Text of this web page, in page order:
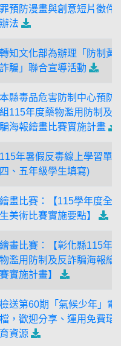
罪預防漫畫與創意短片徵件
辦法
轉知文化部為辦理「防制黃
詐騙」聯合宣導活動
本縣毒品危害防制中心預防
組115年度藥物濫用防制及
騙海報繪畫比賽實施計畫
115年暑假反毒線上學習單(
四、五年級學生填寫)
繪畫比賽：【115學年度全
生美術比賽實施要點】
繪畫比賽：【彰化縣115年
物濫用防制及反詐騙海報繪
賽實施計畫】
檢送第60期「氣候少年」電
檔，歡迎分享、運用免費環
育資源